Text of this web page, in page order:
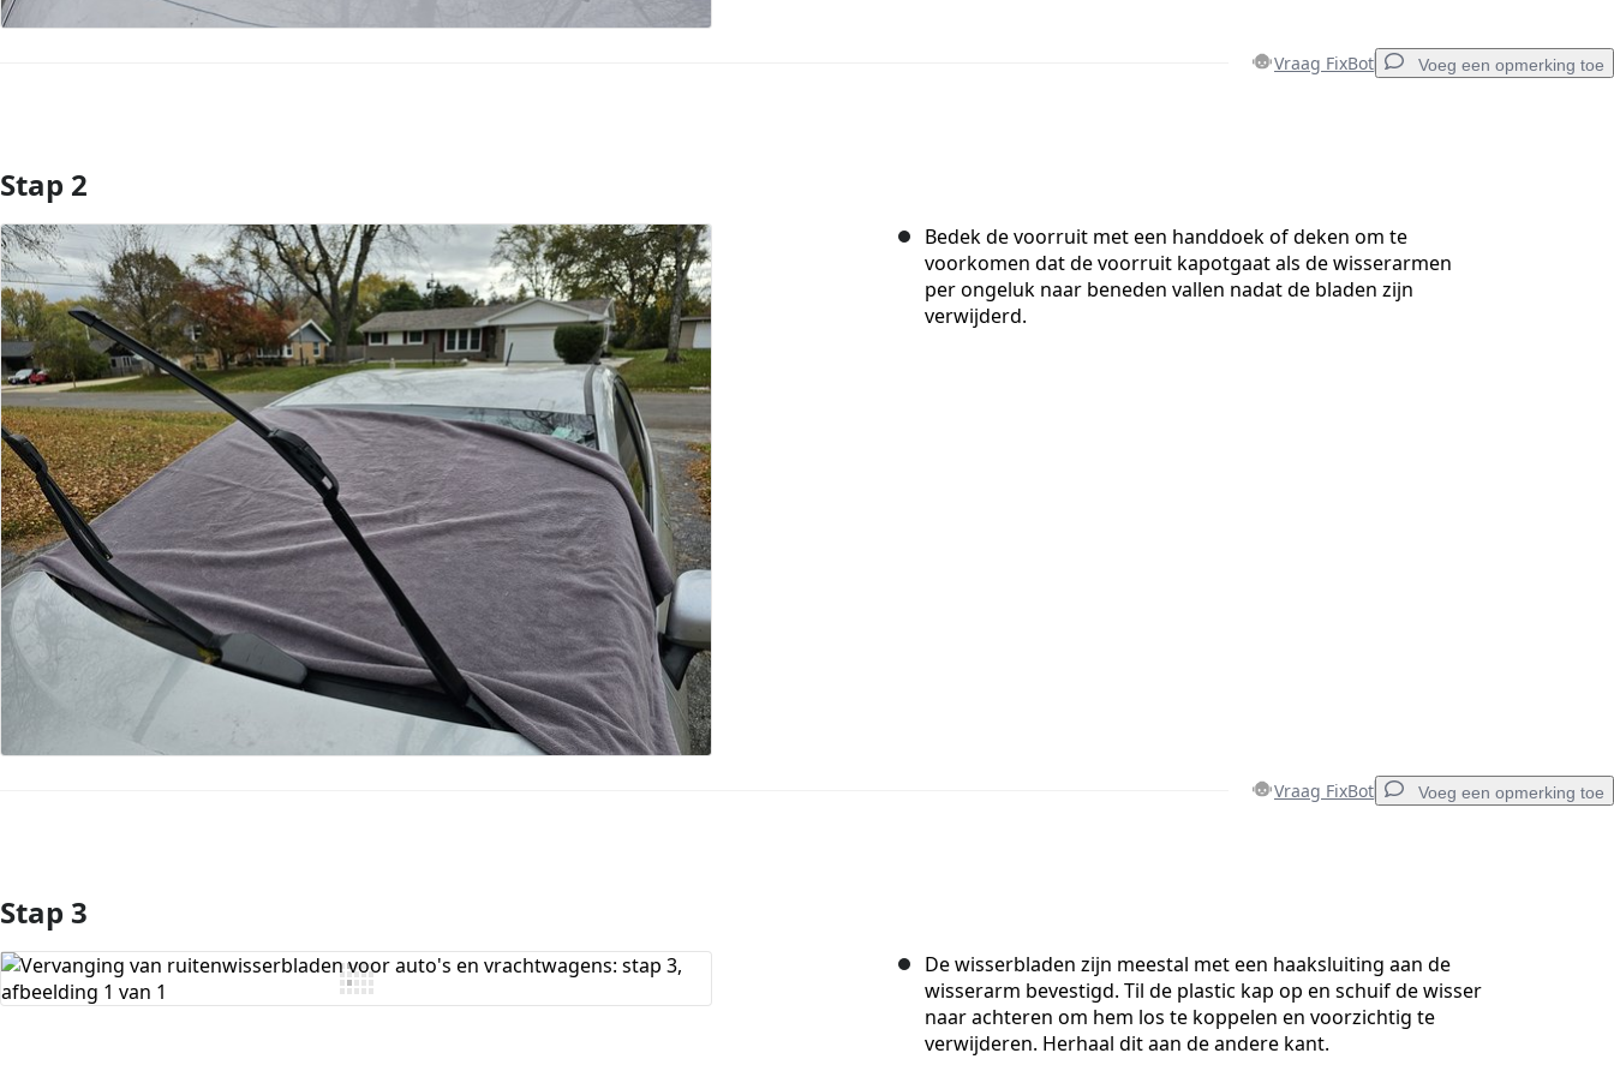
Vraag FixBot Voeg een opmerking toe
Voeg opmerking toe
Annuleren
Stap 2
Bedek de voorruit met een handdoek of deken om te
voorkomen dat de voorruit kapotgaat als de wisserarmen
per ongeluk naar beneden vallen nadat de bladen zijn
verwijderd.
Vraag FixBot Voeg een opmerking toe
Voeg opmerking toe
Annuleren Plaats opmerking
Stap 3
De wisserbladen zijn meestal met een haaksluiting aan de
wisserarm bevestigd. Til de plastic kap op en schuif de wisser
naar achteren om hem los te koppelen en voorzichtig te
verwijderen. Herhaal dit aan de andere kant.